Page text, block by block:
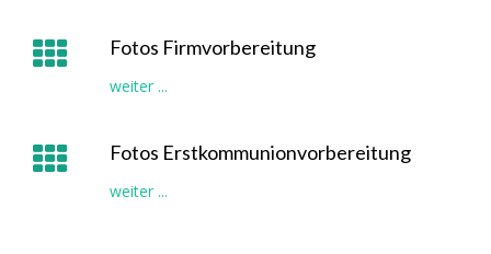
Fotos Firmvorbereitung
weiter ...
Fotos Erstkommunionvorbereitung
weiter ...